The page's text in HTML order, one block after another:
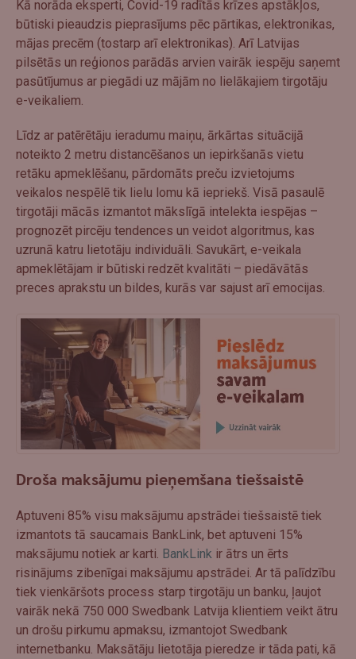
Kā norāda eksperti, Covid-19 radītās krīzes apstākļos,
būtiski pieaudzis pieprasījums pēc pārtikas, elektronikas,
mājas precēm (tostarp arī elektronikas). Arī Latvijas
pilsētās un reģionos parādās arvien vairāk iespēju saņemt
pasūtījumus ar piegādi uz mājām no lielākajiem tirgotāju
e-veikaliem.
Līdz ar patērētāju ieradumu maiņu, ārkārtas situācijā
noteikto 2 metru distancēšanos un iepirkšanās vietu
retāku apmeklēšanu, pārdomāts preču izvietojums
veikalos nespēlē tik lielu lomu kā iepriekš. Visā pasaulē
tirgotāji mācās izmantot mākslīgā intelekta iespējas –
prognozēt pircēju tendences un veidot algoritmus, kas
uzrunā katru lietotāju individuāli. Savukārt, e-veikala
apmeklētājam ir būtiski redzēt kvalitāti – piedāvātās
preces aprakstu un bildes, kurās var sajust arī emocijas.
Droša maksājumu pieņemšana tiešsaistē
Aptuveni 85% visu maksājumu apstrādei tiešsaistē tiek
izmantots tā saucamais BankLink, bet aptuveni 15%
maksājumu notiek ar karti. BankLink ir ātrs un ērts
risinājums zibenīgai maksājumu apstrādei. Ar tā palīdzību
tiek vienkāršots process starp tirgotāju un banku, ļaujot
vairāk nekā 750 000 Swedbank Latvija klientiem veikt ātru
un drošu pirkumu apmaksu, izmantojot Swedbank
internetbanku. Maksātāju lietotāja pieredze ir tāda pati, kā